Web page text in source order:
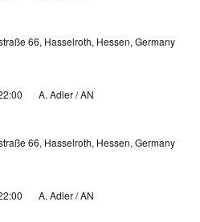
66, Hasselroth, Hessen, Germany
A. Adler / AN
66, Hasselroth, Hessen, Germany
A. Adler / AN